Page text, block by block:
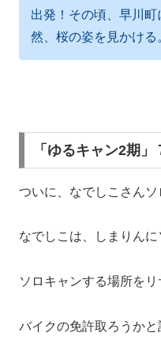
出発！その頃、早川
然、桜の姿を見かける
「ゆるキャン2期
ついに、なでしこさんソ
なでしこは、しまりんに
ソロキャンする場所をリ
バイクの免許取ろうかと